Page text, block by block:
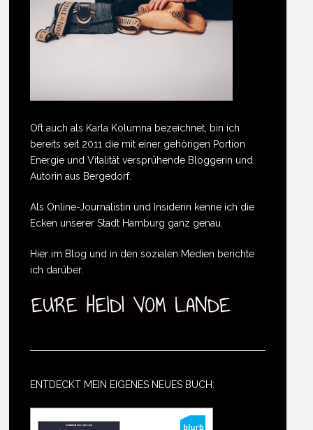
Oft auch als Karla Kolumna bezeichnet, bin ich
bereits seit 2011 die mit einer gehörigen Portion
Energie und Vitalität versprühende Bloggerin und
Autorin aus Bergedorf.
Als Online-Journalistin und Insiderin kenne ich die
Ecken unserer Stadt Hamburg ganz genau.
Hier im Blog und in den sozialen Medien berichte
ich darüber.
ENTDECKT MEIN EIGENES NEUES BUCH: